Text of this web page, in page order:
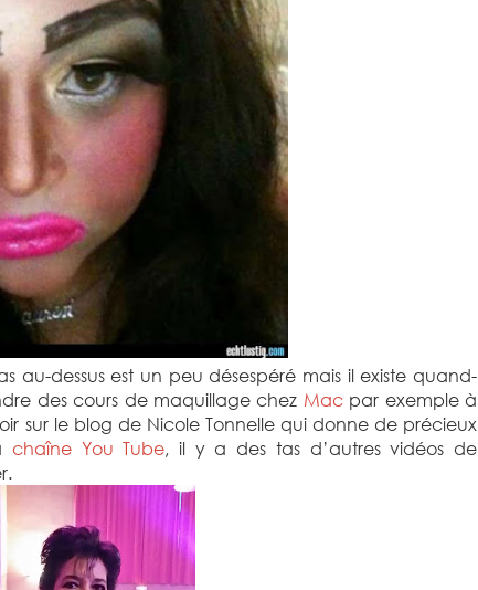
au-dessus est un peu désespéré mais il existe quand-
des cours de maquillage chez Macpar exemple à
sur le blog de Nicole Tonnelle qui donne de précieux
chaîne You Tube, il y a des tas d’autres vidéos de